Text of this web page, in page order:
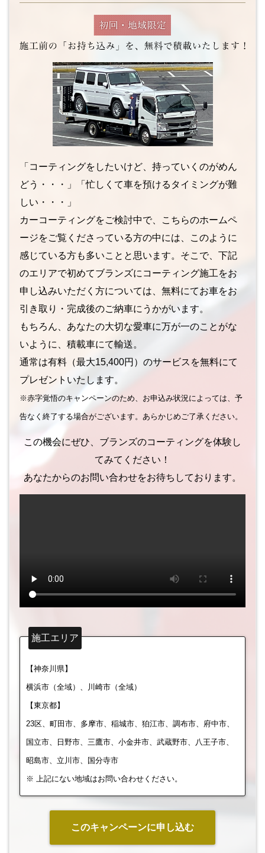
「コーティングをしたいけど、持っていくのがめん
どう・・・」「忙しくて車を預けるタイミングが難
しい・・・」
カーコーティングをご検討中で、こちらのホームペ
ージをご覧くださっている方の中には、このように
感じている方も多いことと思います。そこで、下記
のエリアで初めてブランズにコーティング施工をお
申し込みいただく方については、無料にてお車をお
引き取り・完成後のご納車にうかがいます。
もちろん、あなたの大切な愛車に万が一のことがな
いように、積載車にて輸送。
通常は有料（最大15,400円）のサービスを無料にて
プレゼントいたします。
※赤字覚悟のキャンペーンのため、お申込み状況によっては、予
告なく終了する場合がございます。あらかじめご了承ください。
この機会にぜひ、ブランズのコーティングを体験し
てみてください！
あなたからのお問い合わせをお待ちしております。
施工エリア
【神奈川県】
横浜市（全域）、川崎市（全域）
【東京都】
23区、町田市、多摩市、稲城市、狛江市、調布市、府中市、
国立市、日野市、三鷹市、小金井市、武蔵野市、八王子市、
昭島市、立川市、国分寺市
※ 上記にない地域はお問い合わせください。
このキャンペーンに申し込む